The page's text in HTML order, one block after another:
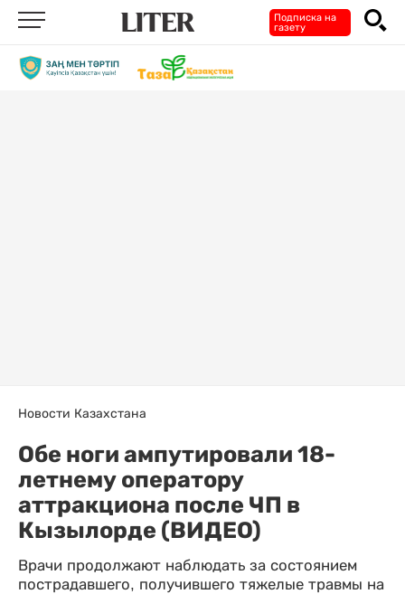
Подписка на
газету
Новости Казахстана
Обе ноги ампутировали 18-
летнему оператору
аттракциона после ЧП в
Кызылорде (ВИДЕО)
Врачи продолжают наблюдать за состоянием
пострадавшего, получившего тяжелые травмы на